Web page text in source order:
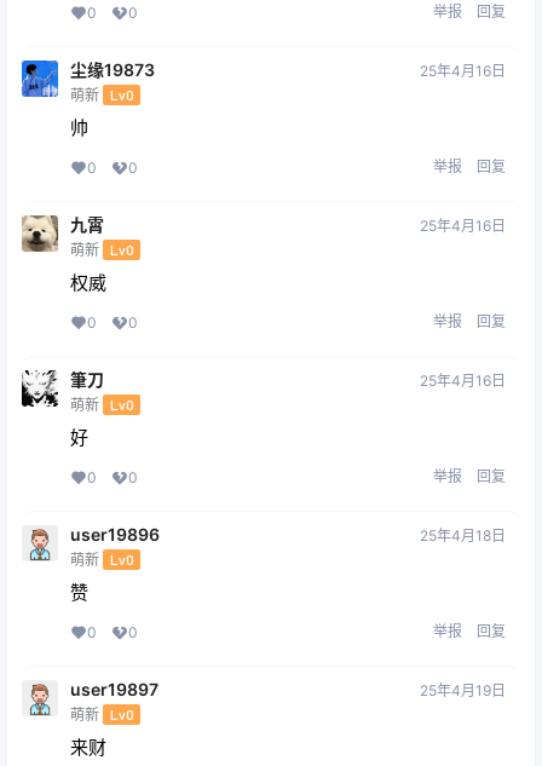
0 0 举报 回复
尘缘19873
萌新 Lv0
25年4月16日
帅
0 0 举报 回复
九霄
萌新 Lv0
25年4月16日
权威
0 0 举报 回复
筆刀
萌新 Lv0
25年4月16日
好
0 0 举报 回复
user19896
萌新 Lv0
25年4月18日
赞
0 0 举报 回复
user19897
萌新 Lv0
25年4月19日
来财